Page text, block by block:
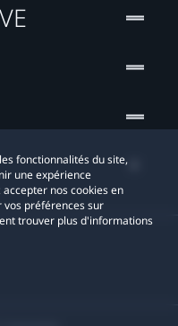
fonctionnalités du site,
une expérience
nos cookies en
vos préférences sur
trouver plus d'informations